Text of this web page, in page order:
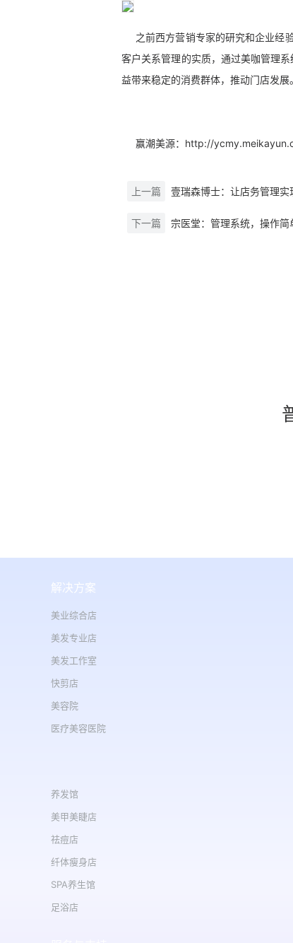
之前西方营销专家的研究和企业经
客户关系管理的实质，通过美咖管理
益带来稳定的消费群体，推动门店发
赢潮美源：http://
上一篇 壹瑞森博士：让店务管理
下一篇 宗医堂：管理系统，操作简
解决方案
美业综合店
美发专业店
美发工作室
快剪店
美容院
医疗美容医院
养发馆
美甲美睫店
祛痘店
纤体瘦身店
SPA养生馆
足浴店